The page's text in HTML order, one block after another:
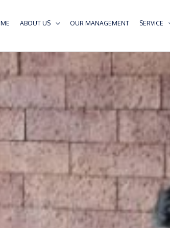
ABOUT US OUR MANAGEMENT SERVICE